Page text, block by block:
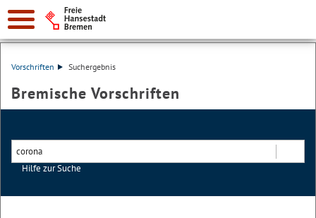
Vorschriften Suchergebnis
Bremische Vorschriften
Hilfe zur Suche